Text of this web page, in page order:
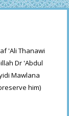
'Ali Thanawi
Dr 'Abdul
Mawlana
him)